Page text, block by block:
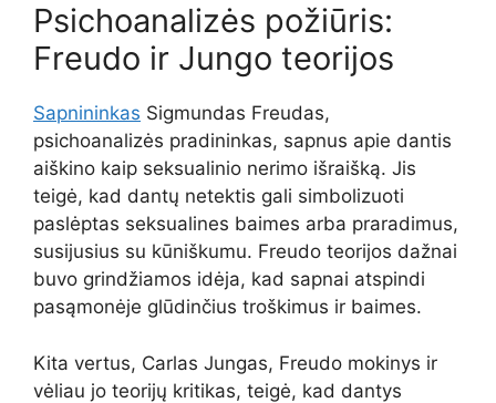
Psichoanalizės požiūris:
Freudo ir Jungo teorijos
Sapnininkas Sigmundas Freudas,
psichoanalizės pradininkas, sapnus apie dantis
aiškino kaip seksualinio nerimo išraišką. Jis
teigė, kad dantų netektis gali simbolizuoti
paslėptas seksualines baimes arba praradimus,
susijusius su kūniškumu. Freudo teorijos dažnai
buvo grindžiamos idėja, kad sapnai atspindi
pasąmonėje glūdinčius troškimus ir baimes.
Kita vertus, Carlas Jungas, Freudo mokinys ir
vėliau jo teorijų kritikas, teigė, kad dantys